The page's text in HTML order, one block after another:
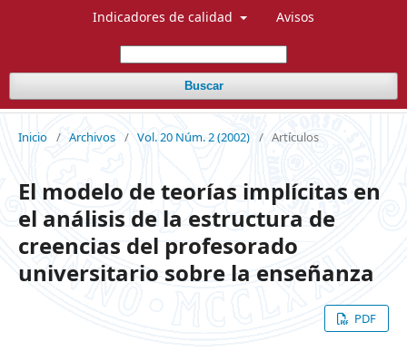
Indicadores de calidad Avisos
Buscar
Inicio / Archivos / Vol. 20 Núm. 2 (2002) / Artículos
El modelo de teorías implícitas en
el análisis de la estructura de
creencias del profesorado
universitario sobre la enseñanza
PDF